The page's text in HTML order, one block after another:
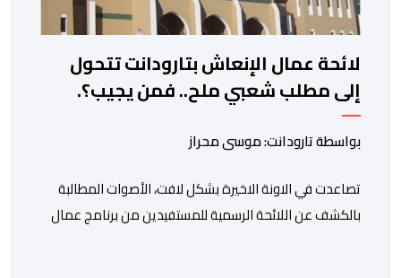
لائحة عمال الإنعاش بتارودانت تتحول
إلى مطلب شعبي ملح.. فمن يجيب؟.
بواسطة تارودانت: موسى محراز
تصاعدت في الاونة الاخيرة بشكل لافت، الأصوات المطالبة
بالكشف عن اللائحة الرسمية للمستفيدين من برنامج عمال